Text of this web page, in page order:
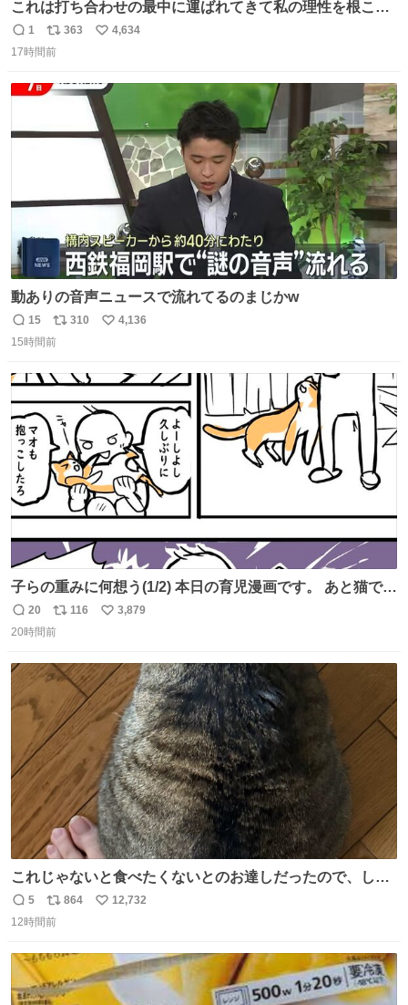
これは打ち合わせの最中に運ばれてきて私の理性を根こそ
ぎ奪い去ったプリンの写真です。
返
信
1
リ
ポ
ト
363
い
数
4,634
17時間前
動ありの音声ニュースで流れてるのまじかw
返
信
15
リ
ポ
ト
数
310
い
数
4,136
15時間前
子らの重みに何想う(1/2) 本日の育児漫画です。 あと猫で
す。
返
信
20
リ
ポ
ト
116
い
数
3,879
20時間前
これじゃないと食べたくないとのお達しだったので、しっ
ぽ置き場係になっている
返
信
5
リ
ポ
ト
数
864
い
数
12,732
12時間前